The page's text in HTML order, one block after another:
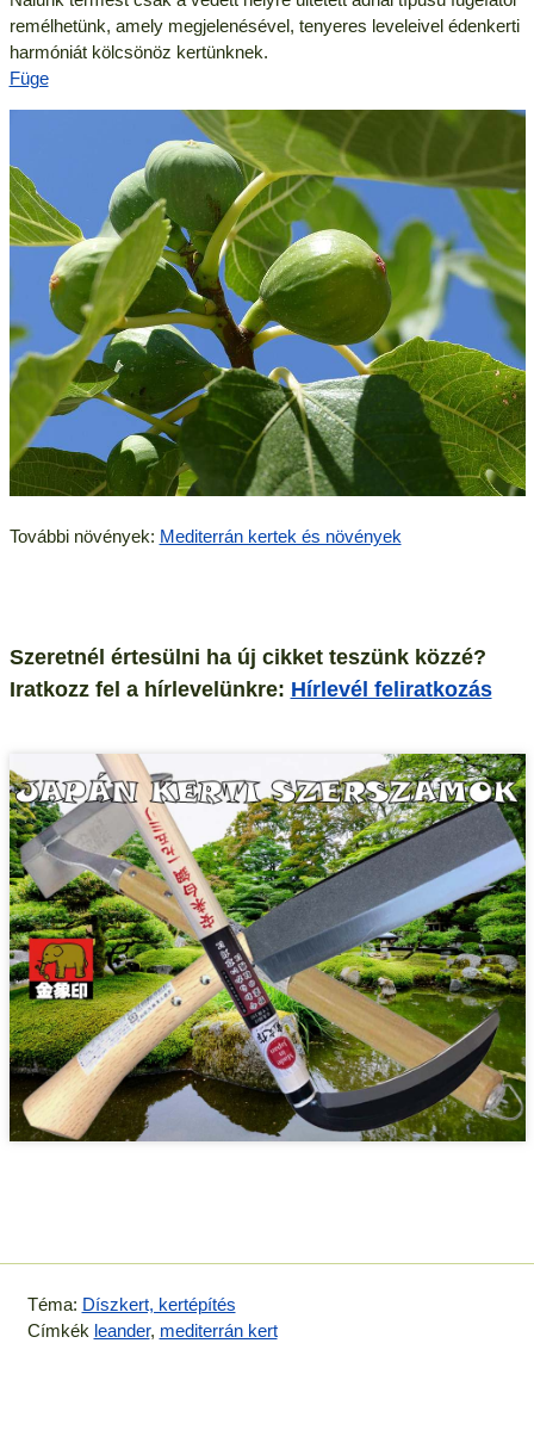
remélhetünk, amely megjelenésével, tenyeres leveleivel édenkerti
harmóniát kölcsönöz kertünknek.
Füge
További növények: Mediterrán kertek és növények
Szeretnél értesülni ha új cikket teszünk közzé?
Iratkozz fel a hírlevelünkre: Hírlevél feliratkozás
Téma: Díszkert, kertépítés
Címkék leander, mediterrán kert